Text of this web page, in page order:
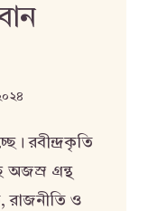
রবীন্দ্রকৃতি
গ্রন্থ
রাজনীতি ও